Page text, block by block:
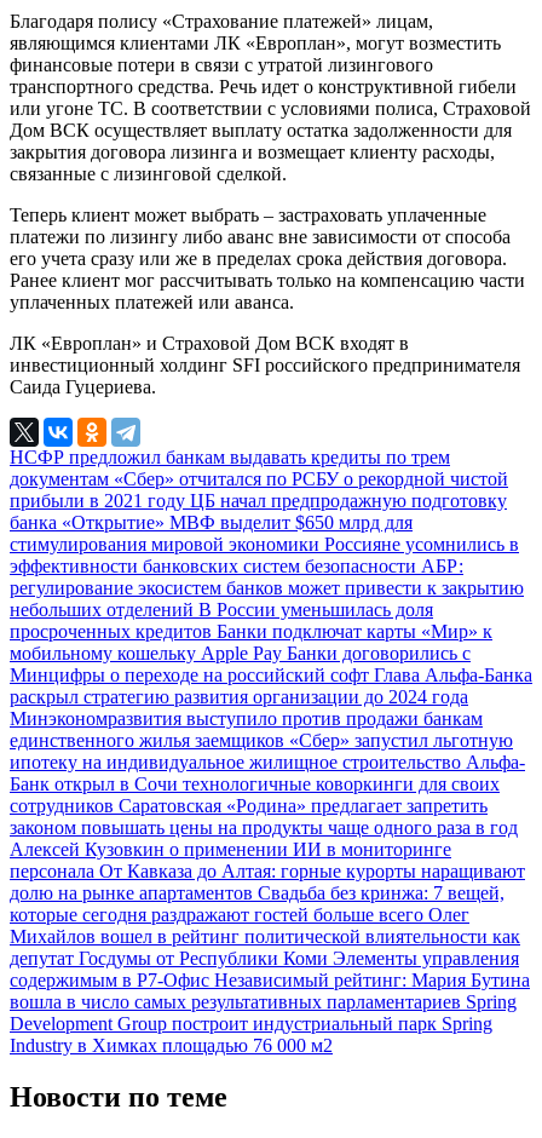
Благодаря полису «Страхование платежей» лицам,
являющимся клиентами ЛК «Европлан», могут возместить
финансовые потери в связи с утратой лизингового
транспортного средства. Речь идет о конструктивной гибели
или угоне ТС. В соответствии с условиями полиса, Страховой
Дом ВСК осуществляет выплату остатка задолженности для
закрытия договора лизинга и возмещает клиенту расходы,
связанные с лизинговой сделкой.
Теперь клиент может выбрать – застраховать уплаченные
платежи по лизингу либо аванс вне зависимости от способа
его учета сразу или же в пределах срока действия договора.
Ранее клиент мог рассчитывать только на компенсацию части
уплаченных платежей или аванса.
ЛК «Европлан» и Страховой Дом ВСК входят в
инвестиционный холдинг SFI российского предпринимателя
Саида Гуцериева.
НСФР предложил банкам выдавать кредиты по трем
документам «Сбер» отчитался по РСБУ о рекордной чистой
прибыли в 2021 году ЦБ начал предпродажную подготовку
банка «Открытие» МВФ выделит $650 млрд для
стимулирования мировой экономики Россияне усомнились в
эффективности банковских систем безопасности АБР:
регулирование экосистем банков может привести к закрытию
небольших отделений В России уменьшилась доля
просроченных кредитов Банки подключат карты «Мир» к
мобильному кошельку Apple Pay Банки договорились с
Минцифры о переходе на российский софт Глава Альфа-Банка
раскрыл стратегию развития организации до 2024 года
Минэкономразвития выступило против продажи банкам
единственного жилья заемщиков «Сбер» запустил льготную
ипотеку на индивидуальное жилищное строительство Альфа-
Банк открыл в Сочи технологичные коворкинги для своих
сотрудников Саратовская «Родина» предлагает запретить
законом повышать цены на продукты чаще одного раза в год
Алексей Кузовкин о применении ИИ в мониторинге
персонала От Кавказа до Алтая: горные курорты наращивают
долю на рынке апартаментов Свадьба без кринжа: 7 вещей,
которые сегодня раздражают гостей больше всего Олег
Михайлов вошел в рейтинг политической влиятельности как
депутат Госдумы от Республики Коми Элементы управления
содержимым в Р7-Офис Независимый рейтинг: Мария Бутина
вошла в число самых результативных парламентариев Spring
Development Group построит индустриальный парк Spring
Industry в Химках площадью 76 000 м2
Новости по теме